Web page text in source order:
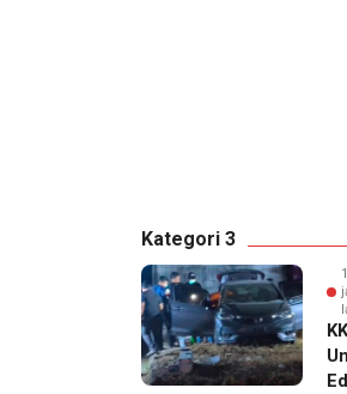
Kategori 3